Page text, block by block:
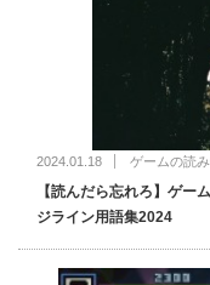
2024.01.18 ゲームの読
【読んだら忘れろ】ゲー
ジライン用語集2024